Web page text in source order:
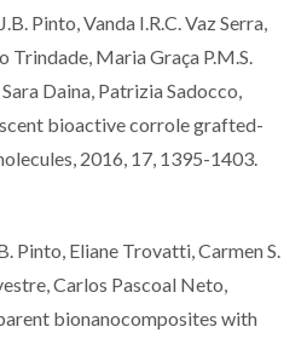
Pinto, Vanda I.R.C. Vaz Serra,
Trindade, Maria Graça P.M.S.
Daina, Patrizia Sadocco,
bioactive corrole grafted-
2016, 17, 1395-1403.
Pinto, Eliane Trovatti, Carmen S.
Carlos Pascoal Neto,
bionanocomposites with